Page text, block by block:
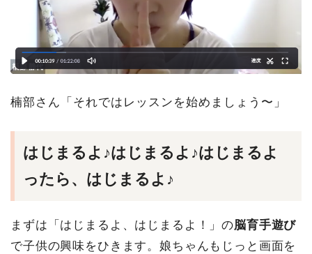
楠部さん「それではレッスンを始めましょう〜」
はじまるよ♪はじまるよ♪はじまるよ
ったら、はじまるよ♪
まずは「はじまるよ、はじまるよ！」の脳育手遊び
で子供の興味をひきます。娘ちゃんもじっと画面を